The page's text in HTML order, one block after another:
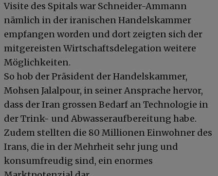
Visite des Spitals war Schneider-Ammann
nämlich in der iranischen Handelskammer
empfangen worden und dort zeigten sich der
mitgereisten Wirtschaftsdelegation weitere
Möglichkeiten.
So hob der Präsident der Handelskammer,
Mohsen Jalalpour, in seiner Ansprache hervor,
dass der Iran grossen Bedarf an Technologie in
der Trink- und Abwasseraufbereitung habe.
Zudem stellten die 80 Millionen Einwohner des
Irans, die in der Mehrheit sehr jung und
konsumfreudig sind, ein enormes